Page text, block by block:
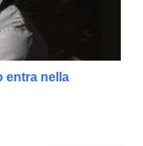
entra nella